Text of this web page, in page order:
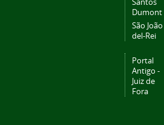
Santos
Dumont
São João
del-Rei
Portal
Antigo -
Juiz de
Fora